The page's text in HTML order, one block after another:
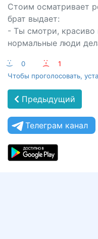
Стоим осматривает
брат выдает:
- Ты смотри, красиво
нормальные люди
:-) 0 :-(
1
Чтобы проголосовать,
Предыдущий
Телеграм канал